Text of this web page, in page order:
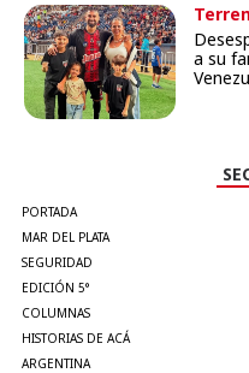
a su
PORTADA
MAR DEL PLATA
SEGURIDAD
EDICIÓN 5°
COLUMNAS
HISTORIAS DE ACÁ
ARGENTINA